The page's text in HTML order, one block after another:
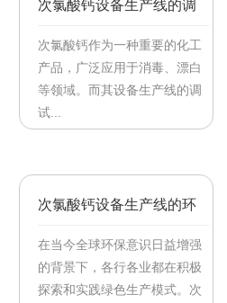
次氯酸钙设备生产线的调
试流程
次氯酸钙作为一种重要的化工
产品，广泛应用于消毒、漂白
等领域。而其设备生产线的调
试...
次氯酸钙设备生产线的环
保性能
在当今全球环保意识日益增强
的背景下，各行各业都在积极
探索和实践绿色生产模式。次